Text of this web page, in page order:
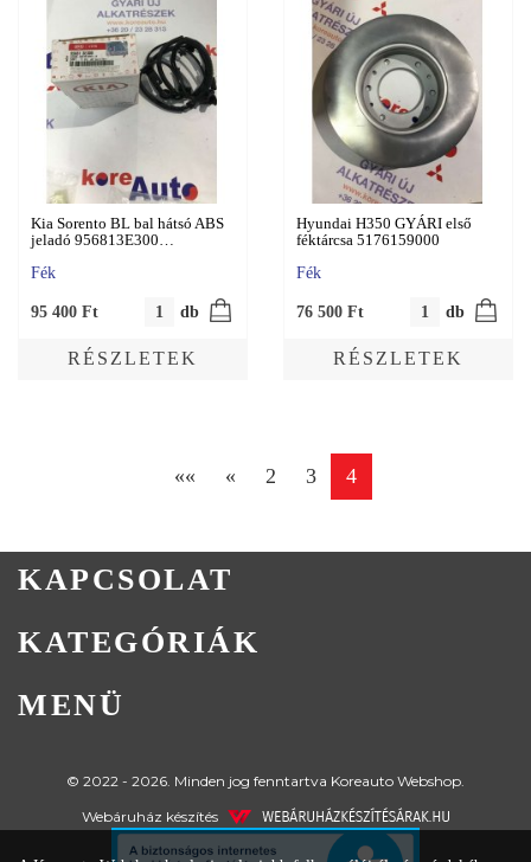
Kia Sorento BL bal hátsó ABS
jeladó 956813E300…
Fék
95 400 Ft db
RÉSZLETEK
Hyundai H350 GYÁRI első
féktárcsa 5176159000
Fék
76 500 Ft db
RÉSZLETEK
«« « 2 3 4
KAPCSOLAT
KATEGÓRIÁK
MENÜ
© 2022 - 2026. Minden jog fenntartva Koreauto Webshop.
Webáruház készítés